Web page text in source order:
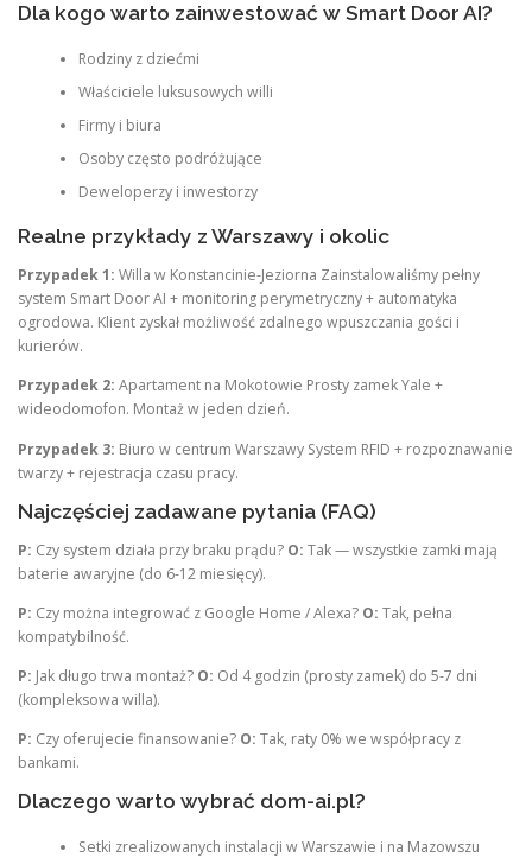
Dla kogo warto zainwestować w Smart Door AI?
Rodziny z dziećmi
Właściciele luksusowych willi
Firmy i biura
Osoby często podróżujące
Deweloperzy i inwestorzy
Realne przykłady z Warszawy i okolic
Przypadek 1: Willa w Konstancinie-Jeziorna Zainstalowaliśmy pełny
system Smart Door AI + monitoring perymetryczny + automatyka
ogrodowa. Klient zyskał możliwość zdalnego wpuszczania gości i
kurierów.
Przypadek 2: Apartament na Mokotowie Prosty zamek Yale +
wideodomofon. Montaż w jeden dzień.
Przypadek 3: Biuro w centrum Warszawy System RFID + rozpoznawanie
twarzy + rejestracja czasu pracy.
Najczęściej zadawane pytania (FAQ)
P: Czy system działa przy braku prądu? O: Tak — wszystkie zamki mają
baterie awaryjne (do 6-12 miesięcy).
P: Czy można integrować z Google Home / Alexa? O: Tak, pełna
kompatybilność.
P: Jak długo trwa montaż? O: Od 4 godzin (prosty zamek) do 5-7 dni
(kompleksowa willa).
P: Czy oferujecie finansowanie? O: Tak, raty 0% we współpracy z
bankami.
Dlaczego warto wybrać dom-ai.pl?
Setki zrealizowanych instalacji w Warszawie i na Mazowszu